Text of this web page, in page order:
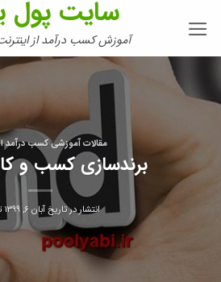
سایت پول
آموزش کسب درآمد از
مقالات آموزشی کسب درآمد
برندسازی کسب و
انتشار در تاریخآبان ۶, ۱۳۹۹